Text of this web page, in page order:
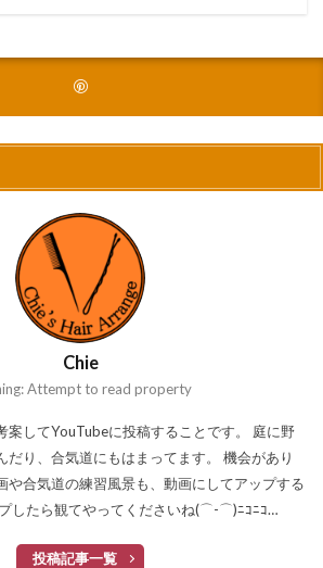
Chie
Attempt to read property
案してYouTubeに投稿することです。 庭に野
だり、合気道にもはまってます。 機会があり
や合気道の練習風景も、動画にしてアップする
したら観てやってくださいね(⌒-⌒)ﾆｺﾆｺ…
投稿記事一覧